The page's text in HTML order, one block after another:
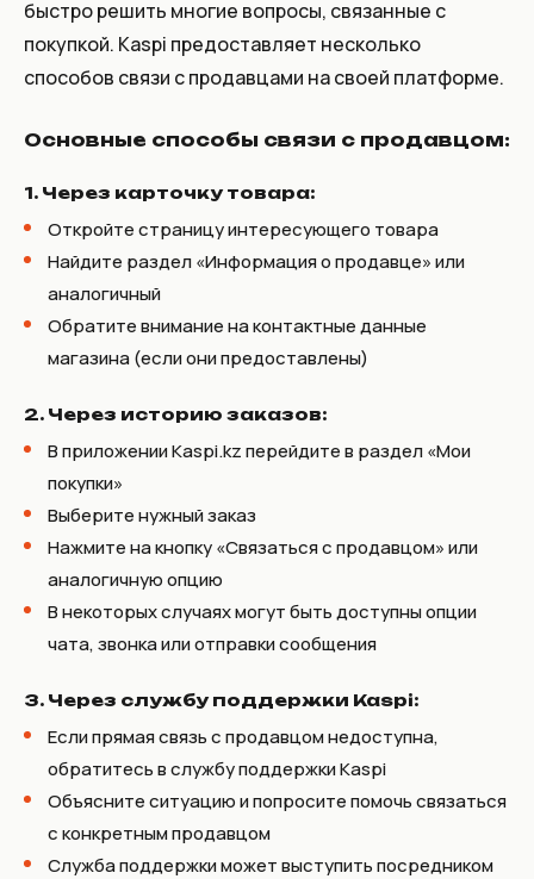
быстро решить многие вопросы, связанные с
покупкой. Kaspi предоставляет несколько
способов связи с продавцами на своей платформе.
Основные способы связи с продавцом:
1. Через карточку товара:
Откройте страницу интересующего товара
Найдите раздел «Информация о продавце» или
аналогичный
Обратите внимание на контактные данные
магазина (если они предоставлены)
2. Через историю заказов:
В приложении Kaspi.kz перейдите в раздел «Мои
покупки»
Выберите нужный заказ
Нажмите на кнопку «Связаться с продавцом» или
аналогичную опцию
В некоторых случаях могут быть доступны опции
чата, звонка или отправки сообщения
3. Через службу поддержки Kaspi:
Если прямая связь с продавцом недоступна,
обратитесь в службу поддержки Kaspi
Объясните ситуацию и попросите помочь связаться
с конкретным продавцом
Служба поддержки может выступить посредником